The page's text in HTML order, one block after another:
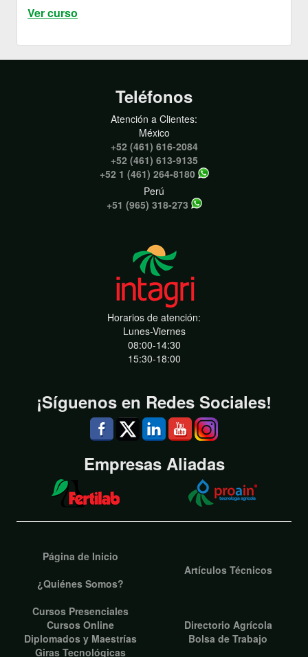
Ver curso
Teléfonos
Atención a Clientes:
México
+52 (461) 616-2084
+52 (461) 613-9135
+52 1 (461) 264-8180
Perú
+51 (965) 318-273
Horarios de atención:
Lunes-Viernes
08:00-14:30
15:30-18:00
¡Síguenos en Redes Sociales!
Empresas Aliadas
Página de Inicio
¿Quiénes Somos?
Artículos Técnicos
Cursos Presenciales
Cursos Online
Diplomados y Maestrías
Giras Tecnológicas
Directorio Agrícola
Bolsa de Trabajo